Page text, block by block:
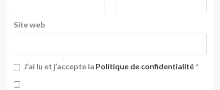
Site web
J’ai lu et j’accepte la Politique de confidentialité *